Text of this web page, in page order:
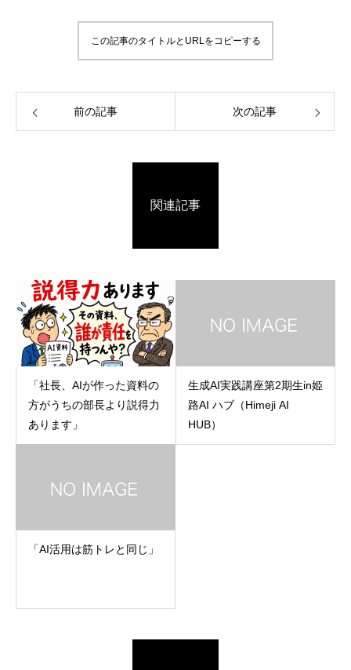
この記事のタイトルとURLをコピーする
前の記事 次の記事
関連記事
「社長、AIが作った資料の
方がうちの部長より説得力
あります」
生成AI実践講座第2期生in姫
路AI ハブ（Himeji AI
HUB）
「AI活用は筋トレと同じ」